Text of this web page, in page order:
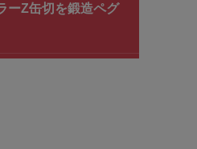
ーZ缶切を鍛造ペグ